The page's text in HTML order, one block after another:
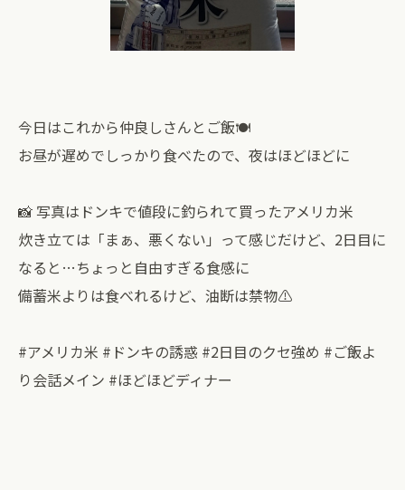
今日はこれから仲良しさんとご飯🍽️
お昼が遅めでしっかり食べたので、夜はほどほどに
📸 写真はドンキで値段に釣られて買ったアメリカ米
炊き立ては「まぁ、悪くない」って感じだけど、2日目に
なると…ちょっと自由すぎる食感に
備蓄米よりは食べれるけど、油断は禁物⚠️
#アメリカ米 #ドンキの誘惑 #2日目のクセ強め #ご飯よ
り会話メイン #ほどほどディナー